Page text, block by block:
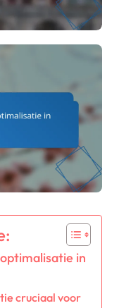
in
cruciaal voor